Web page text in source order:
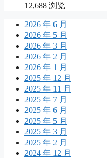
12,688 浏览
2026 年 6 月
2026 年 5 月
2026 年 3 月
2026 年 2 月
2026 年 1 月
2025 年 12 月
2025 年 11 月
2025 年 7 月
2025 年 6 月
2025 年 5 月
2025 年 3 月
2025 年 2 月
2024 年 12 月